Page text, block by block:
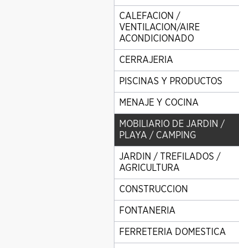
CALEFACION /
VENTILACION/AIRE
ACONDICIONADO
CERRAJERIA
PISCINAS Y PRODUCTOS
MENAJE Y COCINA
MOBILIARIO DE JARDIN /
PLAYA / CAMPING
JARDIN / TREFILADOS /
AGRICULTURA
CONSTRUCCION
FONTANERIA
FERRETERIA DOMESTICA